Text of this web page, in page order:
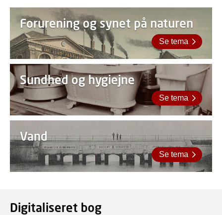
Forurening og synet på naturen
Se tema
Sundhed og hygiejne
Se tema
Vand
Se tema
Digitaliseret bog